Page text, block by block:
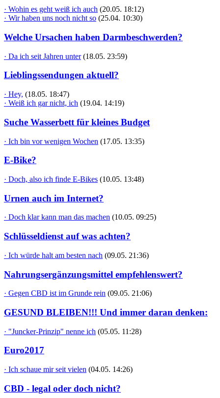
· Wohin es geht weiß ich auch (20.05. 18:12)
· Wir haben uns noch nicht so (25.04. 10:30)
Welche Ursachen haben Darmbeschwerden?
· Da ich seit Jahren unter (18.05. 23:59)
Lieblingssendungen aktuell?
· Hey, (18.05. 18:47)
· Weiß ich gar nicht, ich (19.04. 14:19)
Suche Wasserbett für kleines Budget
· Ich bin vor wenigen Wochen (17.05. 13:35)
E-Bike?
· Doch, also ich finde E-Bikes (10.05. 13:48)
Urnen auch im Internet?
· Doch klar kann man das machen (10.05. 09:25)
Schlüsseldienst auf was achten?
· Ich würde halt am besten nach (09.05. 21:36)
Nahrungsergänzungsmittel empfehlenswert?
· Gegen CBD ist im Grunde rein (09.05. 21:06)
GESUND BLEIBEN!!! Und immer daran denken:
· "Juncker-Prinzip" nenne ich (05.05. 11:28)
Euro2017
· Ich schaue mir seit vielen (04.05. 14:26)
CBD - legal oder doch nicht?